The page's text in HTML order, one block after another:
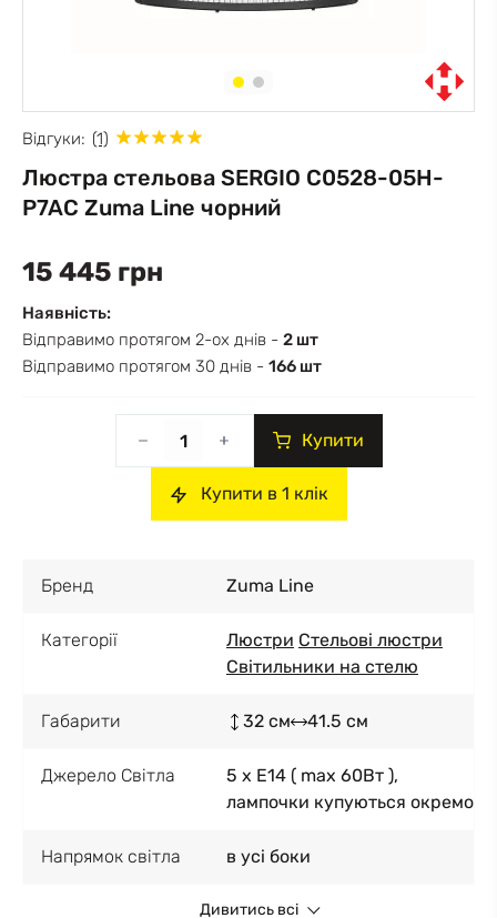
Відгуки: (1)
Люстра стельова SERGIO C0528-05H-
P7AC Zuma Line чорний
15 445 грн
Наявність:
Відправимо протягом 2-ох днів - 2 шт
Відправимо протягом 30 днів - 166 шт
Купити
Купити в 1 клік
Бренд Zuma Line
Категорії Люстри Стельові люстри
Світильники на стелю
Габарити 32 см 41.5 см
Джерело Світла
5 x E14 ( max 60Вт ),
лампочки купуються окремо
Напрямок світла в усі боки
Дивитись всі